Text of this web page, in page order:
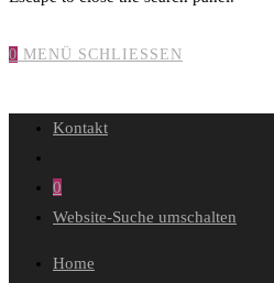
0 MENÜ SCHLIESSEN
Kontakt
0
Website-Suche umschalten
Home